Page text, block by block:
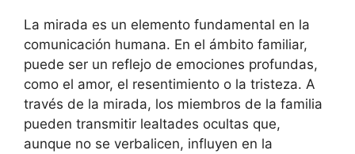
La mirada es un elemento fundamental en la
comunicación humana. En el ámbito familiar,
puede ser un reflejo de emociones profundas,
como el amor, el resentimiento o la tristeza. A
través de la mirada, los miembros de la familia
pueden transmitir lealtades ocultas que,
aunque no se verbalicen, influyen en la